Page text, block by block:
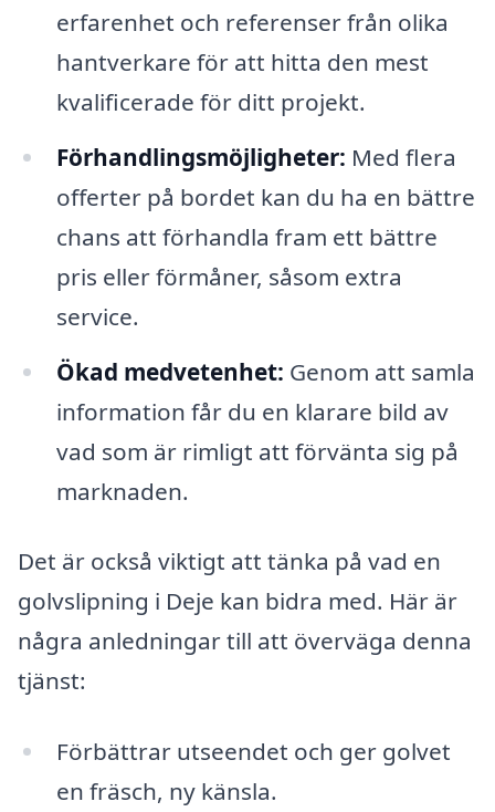
erfarenhet och referenser från olika
hantverkare för att hitta den mest
kvalificerade för ditt projekt.
Förhandlingsmöjligheter: Med flera
offerter på bordet kan du ha en bättre
chans att förhandla fram ett bättre
pris eller förmåner, såsom extra
service.
Ökad medvetenhet: Genom att samla
information får du en klarare bild av
vad som är rimligt att förvänta sig på
marknaden.
Det är också viktigt att tänka på vad en
golvslipning i Deje kan bidra med. Här är
några anledningar till att överväga denna
tjänst:
Förbättrar utseendet och ger golvet
en fräsch, ny känsla.